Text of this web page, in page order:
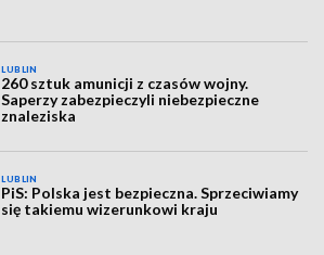
LUBLIN
260 sztuk amunicji z czasów wojny.
Saperzy zabezpieczyli niebezpieczne
znaleziska
LUBLIN
PiS: Polska jest bezpieczna. Sprzeciwiamy
się takiemu wizerunkowi kraju